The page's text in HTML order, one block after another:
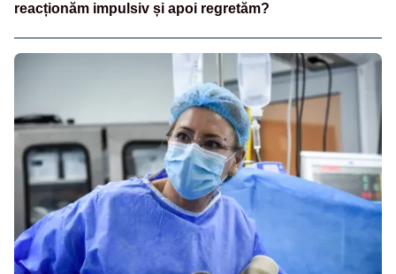
reacționăm impulsiv și apoi regretăm?